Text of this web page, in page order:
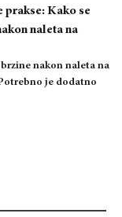
prakse: Kako se
naleta na
nakon naleta na
je dodatno